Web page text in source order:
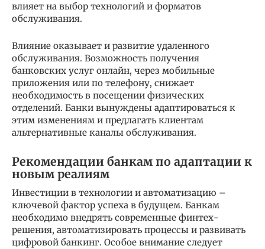
влияет на выбор технологий и форматов
обслуживания.
Влияние оказывает и развитие удаленного
обслуживания. Возможность получения
банковских услуг онлайн, через мобильные
приложения или по телефону, снижает
необходимость в посещении физических
отделений. Банки вынуждены адаптироваться к
этим изменениям и предлагать клиентам
альтернативные каналы обслуживания.
Рекомендации банкам по адаптации к
новым реалиям
Инвестиции в технологии и автоматизацию –
ключевой фактор успеха в будущем. Банкам
необходимо внедрять современные финтех-
решения, автоматизировать процессы и развивать
цифровой банкинг. Особое внимание следует